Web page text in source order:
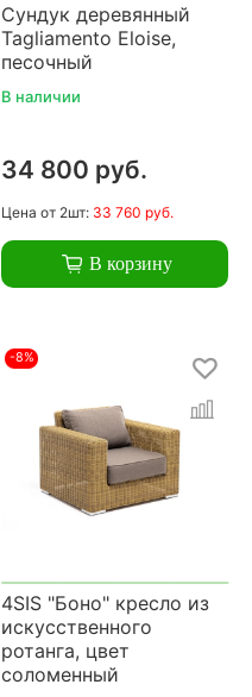
Сундук деревянный
Tagliamento Eloise,
песочный
В наличии
34 800 руб.
Цена от 2шт: 33 760 руб.
В корзину
-8%
4SIS "Боно" кресло из
искусственного
ротанга, цвет
соломенный